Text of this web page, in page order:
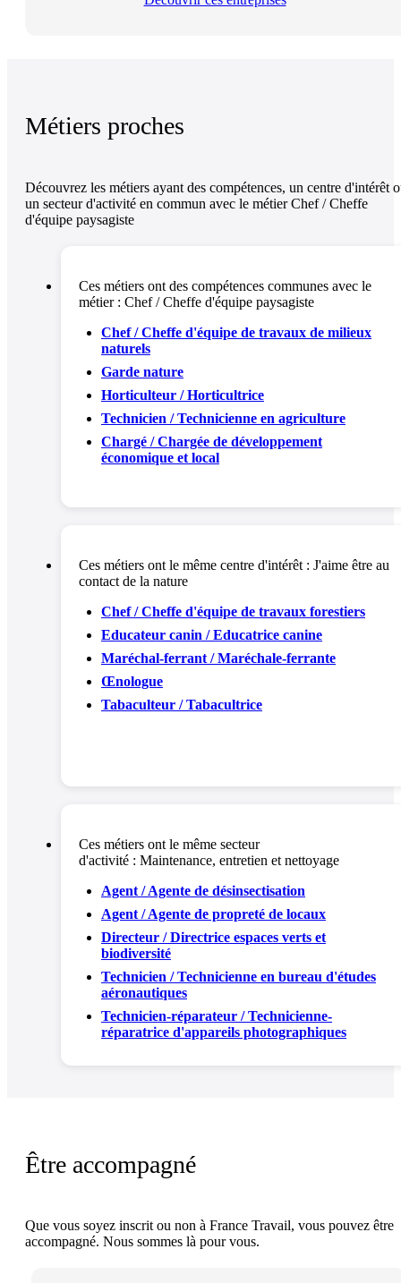
Métiers proches
Découvrez les métiers ayant des compétences, un centre d'intérêt
un secteur d'activité en commun avec le métier Chef / Cheffe
d'équipe paysagiste
Ces métiers ont des compétences communes avec le
métier : Chef / Cheffe d'équipe paysagiste
Chef / Cheffe d'équipe de travaux de milieux
naturels
Garde nature
Horticulteur / Horticultrice
Technicien / Technicienne en agriculture
Chargé / Chargée de développement
économique et local
Ces métiers ont le même centre d'intérêt : J'aime être au
contact de la nature
Chef / Cheffe d'équipe de travaux forestiers
Educateur canin / Educatrice canine
Maréchal-ferrant / Maréchale-ferrante
Œnologue
Tabaculteur / Tabacultrice
Ces métiers ont le même secteur
d'activité : Maintenance, entretien et nettoyage
Agent / Agente de désinsectisation
Agent / Agente de propreté de locaux
Directeur / Directrice espaces verts et
biodiversité
Technicien / Technicienne en bureau d'études
aéronautiques
Technicien-réparateur / Technicienne-
réparatrice d'appareils photographiques
Être accompagné
Que vous soyez inscrit ou non à France Travail, vous pouvez être
accompagné. Nous sommes là pour vous.